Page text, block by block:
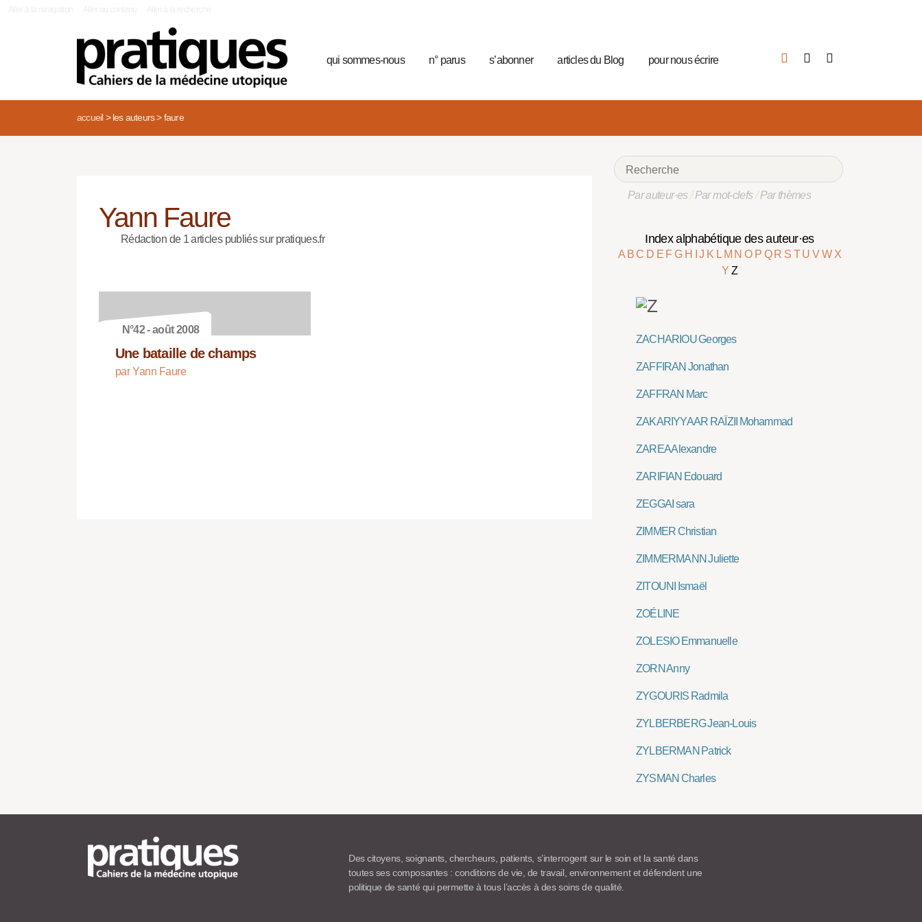
qui sommes-nous n° parus s’abonner articles du Blog pour nous écrire
accueil> les auteurs> faure
Yann Faure
Rédaction de 1 articles publiés sur pratiques.fr
N°42 - août 2008
Une bataille de champs
par Yann Faure
Par auteur·es/Par mot-clefs/Par thèmes
Index alphabétique des auteur·es
A BC D E FG H IJ K L M NO P Q R S TUVW X
Y Z
ZACHARIOU Georges
ZAFFIRAN Jonathan
ZAFFRAN Marc
ZAKARIYYA AR RAÏZII Mohammad
ZAREA Alexandre
ZARIFIAN Edouard
ZEGGAI sara
ZIMMER Christian
ZIMMERMANN Juliette
ZITOUNI Ismaël
ZOÉLINE
ZOLESIO Emmanuelle
ZORN Anny
ZYGOURIS Radmila
ZYLBERBERG Jean-Louis
ZYLBERMAN Patrick
ZYSMAN Charles
Des citoyens, soignants, chercheurs, patients, s’interrogent sur le soin et la santé dans
toutes ses composantes : conditions de vie, de travail, environnement et défendent une
politique de santé qui permette à tous l’accès à des soins de qualité.